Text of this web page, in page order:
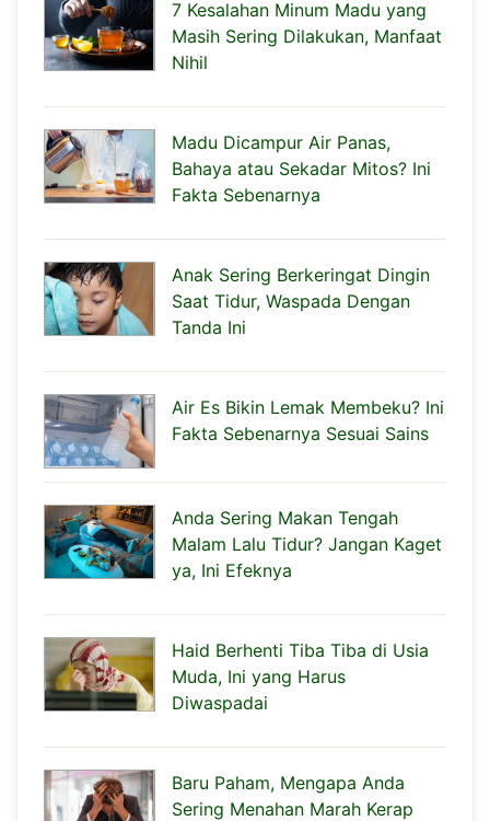
7 Kesalahan Minum Madu yang
Masih Sering Dilakukan, Manfaat
Nihil
Madu Dicampur Air Panas,
Bahaya atau Sekadar Mitos? Ini
Fakta Sebenarnya
Anak Sering Berkeringat Dingin
Saat Tidur, Waspada Dengan
Tanda Ini
Air Es Bikin Lemak Membeku? Ini
Fakta Sebenarnya Sesuai Sains
Anda Sering Makan Tengah
Malam Lalu Tidur? Jangan Kaget
ya, Ini Efeknya
Haid Berhenti Tiba Tiba di Usia
Muda, Ini yang Harus
Diwaspadai
Baru Paham, Mengapa Anda
Sering Menahan Marah Kerap